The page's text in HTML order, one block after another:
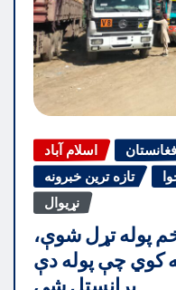
اسلام آباد
تازه ترین خبرونه
نړیوال
پوله تړل شوې،
کوي چې پوله دې